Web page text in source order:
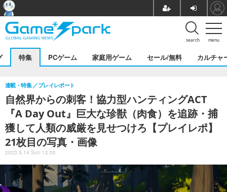
menu
search
特集 PCゲーム 家庭用ゲーム セール/無料 カルチャ
自然界からの刺客！協力型ハンティングACT
『A Day Out』巨大な珍獣（肉食）を追跡・捕
獲して人類の威厳を見せつけろ【プレイレポ】
21枚目の写真・画像
連載・特集 プレイレポート
2023.5.14 Sun 12:00